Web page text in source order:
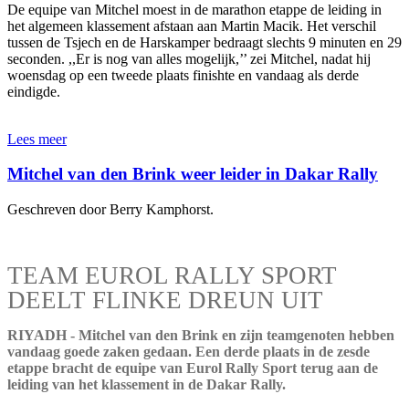
De equipe van Mitchel moest in de marathon etappe de leiding in
het algemeen klassement afstaan aan Martin Macik. Het verschil
tussen de Tsjech en de Harskamper bedraagt slechts 9 minuten en 29
seconden. ,,Er is nog van alles mogelijk,’’ zei Mitchel, nadat hij
woensdag op een tweede plaats finishte en vandaag als derde
eindigde.
Lees meer
Mitchel van den Brink weer leider in Dakar Rally
Geschreven door Berry Kamphorst.
TEAM EUROL RALLY SPORT
DEELT FLINKE DREUN UIT
RIYADH - Mitchel van den Brink en zijn teamgenoten hebben
vandaag goede zaken gedaan. Een derde plaats in de zesde
etappe bracht de equipe van Eurol Rally Sport terug aan de
leiding van het klassement in de Dakar Rally.